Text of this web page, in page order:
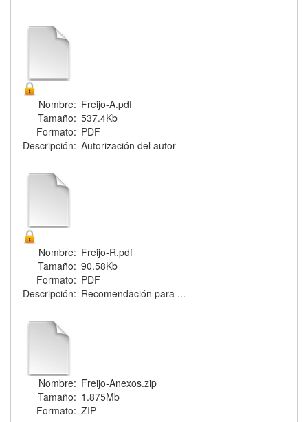
Nombre: Freijo-A.pdf
Tamaño: 537.4Kb
Formato: PDF
Descripción: Autorización del autor
Nombre: Freijo-R.pdf
Tamaño: 90.58Kb
Formato: PDF
Descripción: Recomendación para ...
Nombre: Freijo-Anexos.zip
Tamaño: 1.875Mb
Formato: ZIP